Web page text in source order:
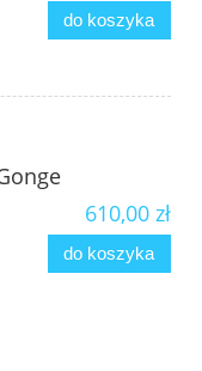
do koszyka
610,00 zł
do koszyka